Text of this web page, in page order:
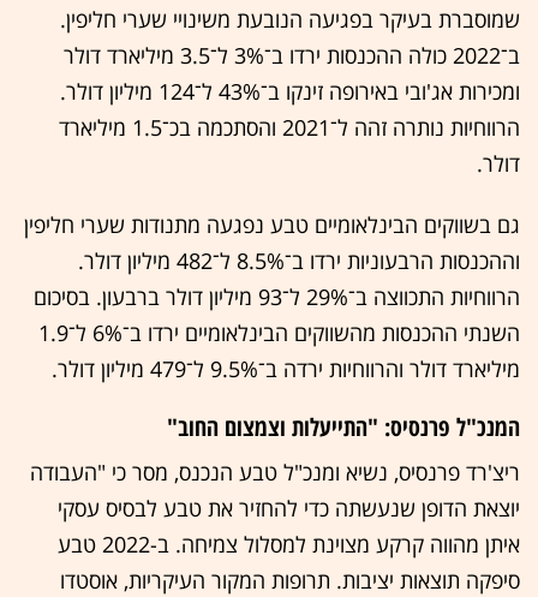
שמוסברת בעיקר בפגיעה הנובעת משינויי שערי חליפין.
ב־2022 כולה ההכנסות ירדו ב־3% ל־3.5 מיליארד דולר
ומכירות אג'ובי באירופה זינקו ב־43% ל־124 מיליון דולר.
הרווחיות נותרה זהה ל־2021 והסתכמה בכ־1.5 מיליארד
דולר.
גם בשווקים הבינלאומיים טבע נפגעה מתנודות שערי חליפין
וההכנסות הרבעוניות ירדו ב־8.5% ל־482 מיליון דולר.
הרווחיות התכווצה ב־29% ל־93 מיליון דולר ברבעון. בסיכום
השנתי ההכנסות מהשווקים הבינלאומיים ירדו ב־6% ל־1.9
מיליארד דולר והרווחיות ירדה ב־9.5% ל־479 מיליון דולר.
המנכ"ל פרנסיס: "התייעלות וצמצום החוב"
ריצ'רד פרנסיס, נשיא ומנכ"ל טבע הנכנס, מסר כי "העבודה
יוצאת הדופן שנעשתה כדי להחזיר את טבע לבסיס עסקי
איתן מהווה קרקע מצוינת למסלול צמיחה. ב-2022 טבע
סיפקה תוצאות יציבות. תרופות המקור העיקריות, אוסטדו